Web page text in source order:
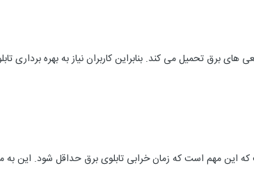
تحمیل می کند. بنابراین کاربران نیاز به بهره برداری
این مهم است که زمان خرابی تابلوی برق حداقل شود. این به